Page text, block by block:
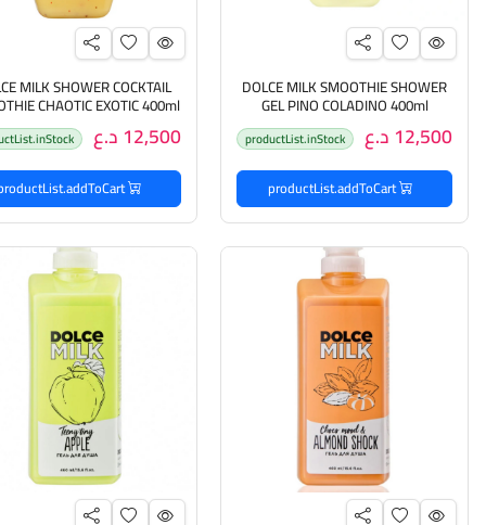
DOLCE MILK SMOOTHIE SHOWER
GEL PINO COLADINO 400ml
دولتشي ميلك جل استحمام منظف
للجسم 12,500 د.ع productList.inStock
productList.addToCart
MILK SHOWER COCKTAIL
CHAOTIC EXOTIC 400ml
دولتشي ميلك جل استحمام
للجسم بخلاصة المانجو12,500 د.ع
productList.addToCart